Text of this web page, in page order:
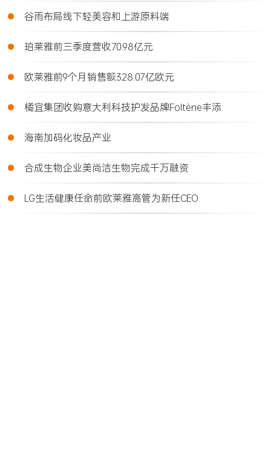
• 谷雨布局线下轻美容和上游原料端
• 珀莱雅前三季度营收70.98亿元
• 欧莱雅前9个月销售额328.07亿欧元
• 橘宜集团收购意大利科技护发品牌Foltène丰添
• 海南加码化妆品产业
• 合成生物企业美尚洁生物完成千万融资
• LG生活健康任命前欧莱雅高管为新任CEO